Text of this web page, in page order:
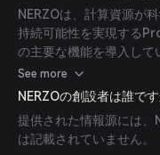
けています。
NERZOは、計算資源が
持続可能性を実現する
の主要な機能を導入し
Communication
互運用性を提供し、複数
See more
NERZOの創設者は誰です
提供された情報源には、
は記載されていません。